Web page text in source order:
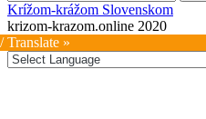
Krížom-krážom Slovenskom
krizom-krazom.online 2020
Translate »